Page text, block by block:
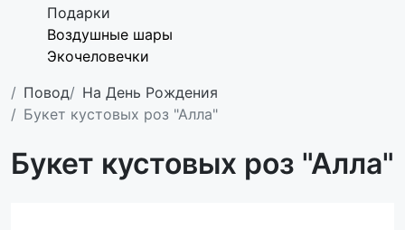
Подарки
Воздушные шары
Экочеловечки
Повод
На День Рождения
Букет кустовых роз "Алла"
Букет кустовых роз "Алла"